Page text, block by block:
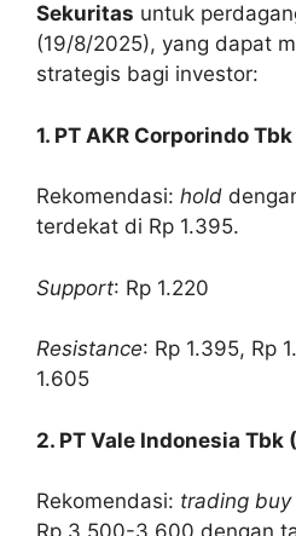
Sekuritas untuk
(19/8/2025), yang dapat
strategis bagi investor:
1. PT AKR Corporindo
Rekomendasi: hold
terdekat di Rp 1.395.
Support: Rp 1.220
Resistance: Rp 1.395, Rp
1.605
2. PT Vale Indonesia Tbk
Rekomendasi: trading buy